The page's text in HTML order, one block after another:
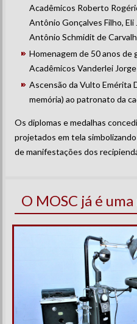
Acadêmicos Roberto
Antônio Gonçalves Filho,
Antônio Schmidit de
Homenagem de 50 anos de
Acadêmicos Vanderlei
Ascensão da Vulto Emérita
memória) ao patronato da
Os diplomas e medalhas
projetados em tela
de manifestações dos
O MOSC já é